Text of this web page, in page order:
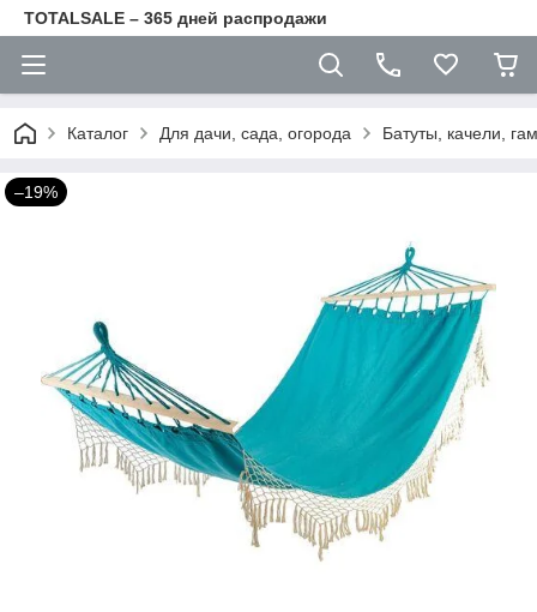
TOTALSALE – 365 дней распродажи
Каталог Для дачи, сада, огорода Батуты, качели,
–19%